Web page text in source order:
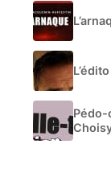
Pédo-